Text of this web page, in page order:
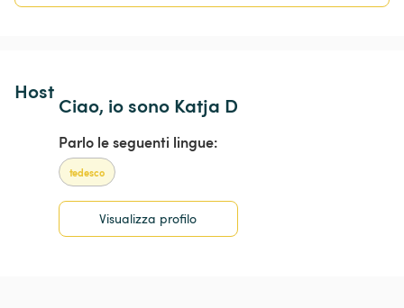
Host
Ciao, io sono Katja D
Parlo le seguenti lingue:
tedesco
Visualizza profilo